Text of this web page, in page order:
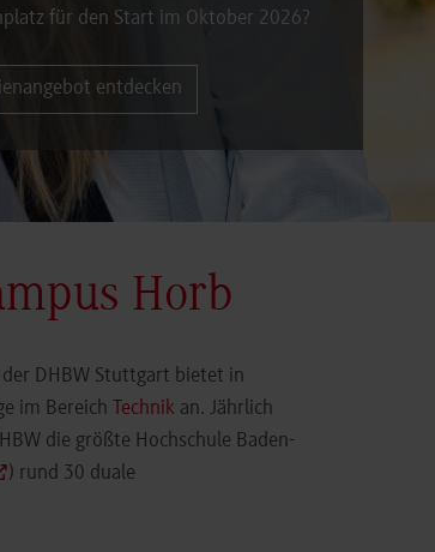
für den Start im Oktober 2026?
entdecken
Horb
DHBW Stuttgart bietet in
im Bereich Technik an. Jährlich
die größte Hochschule Baden-
) rund 30 duale